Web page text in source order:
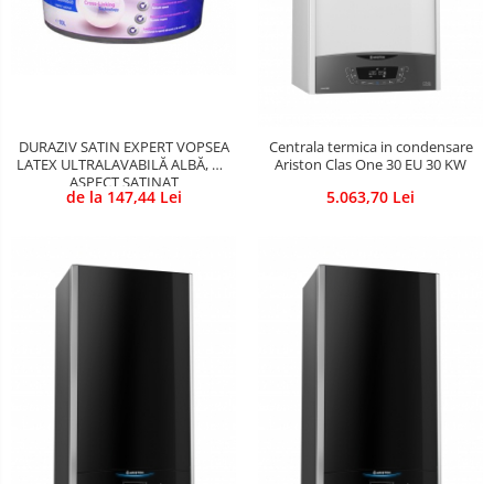
Sigurante Gewiss
Sigurante Legrand
Tablouri Gewiss
DURAZIV SATIN EXPERT VOPSEA
LATEX ULTRALAVABILĂ ALBĂ, CU
ASPECT SATINAT
de la 147,44 Lei
Centrala termica in condensare
Ariston Clas One 30 EU 30 KW
5.063,70 Lei